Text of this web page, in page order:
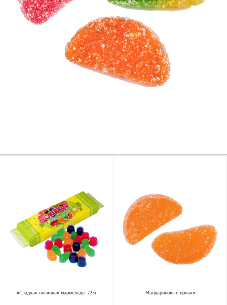
«Сладкая полянка» мармелады 225г Мандариновые дольки